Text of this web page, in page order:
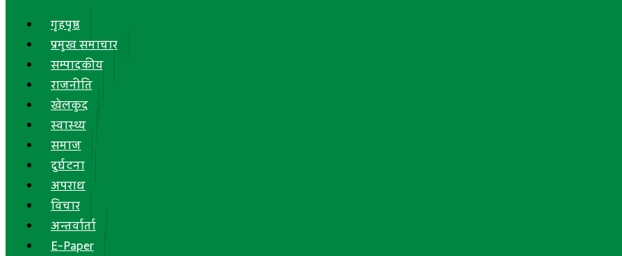
गृहपृष्ठ
प्रमुख समाचार
सम्पादकीय
राजनीति
खेलकुद
स्वास्थ्य
समाज
दुर्घटना
अपराध
विचार
अन्तर्वार्ता
E-Paper